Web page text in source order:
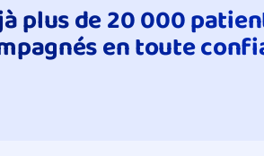
plus de 20 000
en toute